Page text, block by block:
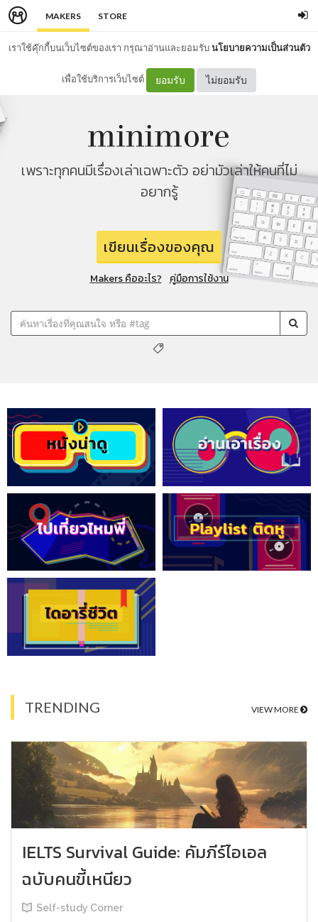
MAKERS STORE
เราใช้คุ๊กกี้บนเว็บไซต์ของเรา กรุณาอ่านและยอมรับนโยบายความเป็นส่วนตัว
เพื่อใช้บริการเว็บไซต์ ยอมรับ ไม่ยอมรับ
เพราะทุกคนมีเรื่องเล่าเฉพาะตัว อย่ามัวเล่าให้คนที่ไม่
อยากรู้
เขียนเรื่องของคุณ
Makers คืออะไร? คู่มือการใช้งาน
TRENDING VIEW MORE
IELTS Survival Guide: คัมภีร์ไอเอล
ฉบับคนขี้เหนียว
Self-study Corner